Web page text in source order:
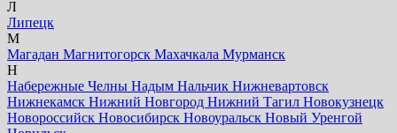
Л
Липецк
М
Магадан Магнитогорск Махачкала Мурманск
Н
Набережные Челны Надым Нальчик Нижневартовск
Нижнекамск Нижний Новгород Нижний Тагил Новокузнецк
Новороссийск Новосибирск Новоуральск Новый Уренгой